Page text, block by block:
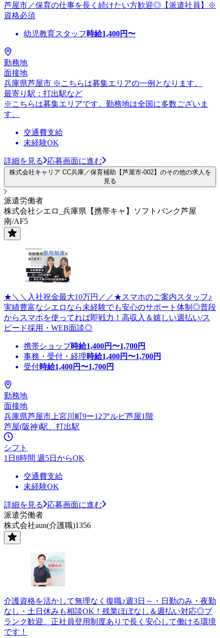
芦屋市／保育の仕事を長く続けたい方歓迎◎【派遣社員】※
資格必須
幼児教育スタッフ 時給1,400円〜
勤務地
面接地
兵庫県芦屋市 ※こちらは募集エリアの一例となります。
最寄り駅：打出駅など
※こちらは募集エリアです。勤務地は全国に多数ございま
す。
交通費支給
未経験OK
詳細を見る 応募画面に進む
株式会社キャリア CC兵庫／保育補助【芦屋市-002】のその他の求人を
見る
派遣労働者
株式会社シエロ_兵庫県【携帯キャ】ソフトバンク芦屋
南/AF5
★＼＼入社祝金最大10万円／／★スマホのご案内スタッフ♪
実績豊富なシエロなら未経験でも安心のサポート体制◎普段
からスマホを使ってれば即戦力！高収入＆嬉しい週払い/ス
ピード採用・WEB面談◎
携帯ショップ時給1,400円〜1,700円
事務・受付・経理時給1,400円〜1,700円
受付時給1,400円〜1,700円
勤務地
面接地
兵庫県芦屋市上宮川町9ー12アルビ芦屋1階
芦屋(阪神)駅、打出駅
シフト
1日8時間 週5日からOK
交通費支給
未経験OK
詳細を見る
応募画面に進む
派遣労働者
株式会社aun(介護職)1356
介護資格を活かして無理なく復職♪週3日～・日勤のみ・夜勤
なし・土日休みも相談OK！残業ほぼなし＆週払い対応◎ブ
ランク歓迎、正社員登用制度ありで長く安心して働ける環境
です！